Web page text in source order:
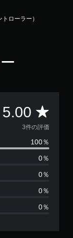
ローラー）
5.00 評
価
数
は
、
3件の評価
100％
0％
0％
0％
0％